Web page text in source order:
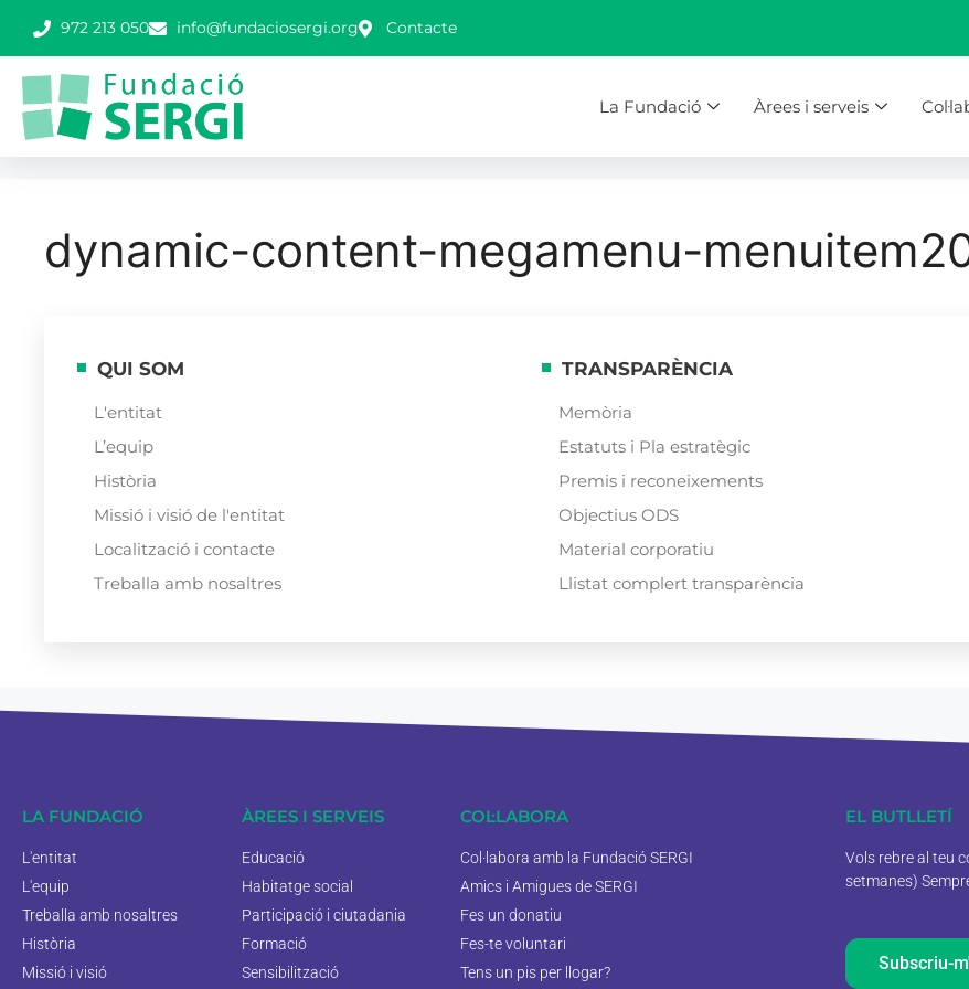
972 213 050 info@fundaciosergi.org Contacte
La Fundació Àrees i serveis
dynamic-content-megamenu-
QUI SOM
L'entitat
L’equip
Història
Missió i visió de l'entitat
Localització i contacte
Treballa amb nosaltres
TRANSPARÈNCIA
Memòria
Estatuts i Pla estratègic
Premis i reconeixements
Objectius ODS
Material corporatiu
Llistat complert transparència
LA FUNDACIÓ
L'entitat
L'equip
Treballa amb nosaltres
Història
Missió i visió
ÀREES I SERVEIS
Educació
Habitatge social
Participació i ciutadania
Formació
Sensibilització
COL·LABORA
Col·labora amb la Fundació SERGI
Amics i Amigues de SERGI
Fes un donatiu
Fes-te voluntari
Tens un pis per llogar?
EL BUTLLETÍ
Vols rebre al teu
setmanes)
Subscriu-